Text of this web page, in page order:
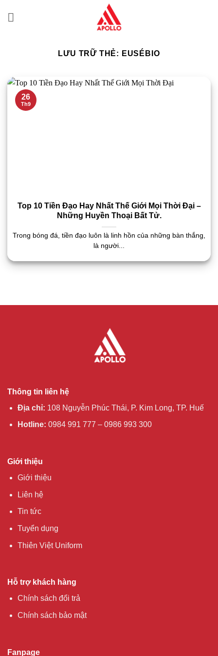
LƯU TRỮ THẺ: EUSÉBIO
Top 10 Tiền Đạo Hay Nhất Thế Giới Mọi Thời Đại –
Những Huyền Thoại Bất Tử.
Trong bóng đá, tiền đạo luôn là linh hồn của những bàn thắng,
là người...
26
Th9
Thông tin liên hệ
Địa chỉ: 108 Nguyễn Phúc Thái, P. Kim Long, TP. Huế
Hotline: 0984 991 777 – 0986 993 300
Giới thiệu
Giới thiệu
Liên hệ
Tin tức
Tuyển dụng
Thiên Việt Uniform
Hỗ trợ khách hàng
Chính sách đổi trả
Chính sách bảo mật
Fanpage